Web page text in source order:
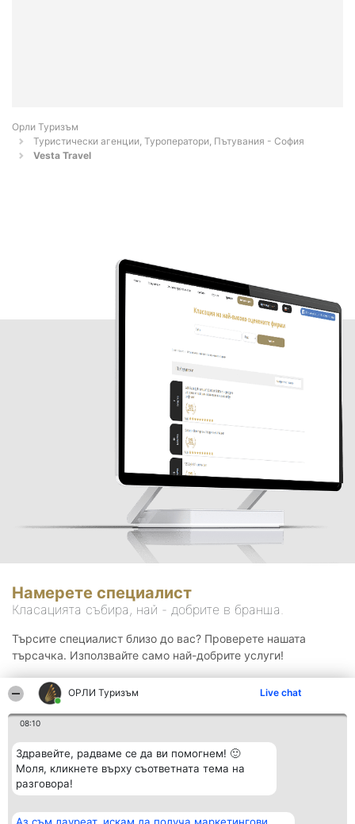
ОРЛИ Туризъм Live chat
08:10
Здравейте, радваме се да ви помогнем! 🙂
Моля, кликнете върху съответната тема на
разговора!
Орли Туризъм
Туристически агенции, Туроператори, Пътувания - София
Vesta Travel
Намерете специалист
Класацията събира, най - добрите в бранша.
Търсите специалист близо до вас? Проверете нашата
търсачка. Използвайте само най-добрите услуги!